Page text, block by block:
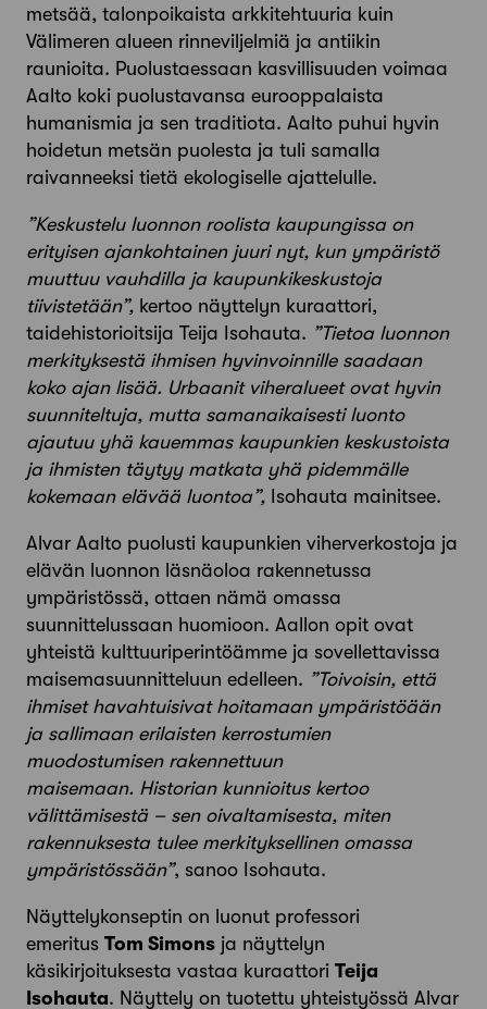
metsää, talonpoikaista arkkitehtuuria kuin
Välimeren alueen rinneviljelmiä ja antiikin
raunioita. Puolustaessaan kasvillisuuden voimaa
Aalto koki puolustavansa eurooppalaista
humanismia ja sen traditiota. Aalto puhui hyvin
hoidetun metsän puolesta ja tuli samalla
raivanneeksi tietä ekologiselle ajattelulle.
”Keskustelu luonnon roolista kaupungissa on
erityisen ajankohtainen juuri nyt, kun ympäristö
muuttuu vauhdilla ja kaupunkikeskustoja
tiivistetään”, kertoo näyttelyn kuraattori,
taidehistorioitsija Teija Isohauta. ”Tietoa luonnon
merkityksestä ihmisen hyvinvoinnille saadaan
koko ajan lisää. Urbaanit viheralueet ovat hyvin
suunniteltuja, mutta samanaikaisesti luonto
ajautuu yhä kauemmas kaupunkien keskustoista
ja ihmisten täytyy matkata yhä pidemmälle
kokemaan elävää luontoa”, Isohauta mainitsee.
Alvar Aalto puolusti kaupunkien viherverkostoja ja
elävän luonnon läsnäoloa rakennetussa
ympäristössä, ottaen nämä omassa
suunnittelussaan huomioon. Aallon opit ovat
yhteistä kulttuuriperintöämme ja sovellettavissa
maisemasuunnitteluun edelleen. ”Toivoisin, että
ihmiset havahtuisivat hoitamaan ympäristöään
ja sallimaan erilaisten kerrostumien
muodostumisen rakennettuun
maisemaan. Historian kunnioitus kertoo
välittämisestä – sen oivaltamisesta, miten
rakennuksesta tulee merkityksellinen omassa
ympäristössään”, sanoo Isohauta.
Näyttelykonseptin on luonut professori
emeritus Tom Simons ja näyttelyn
käsikirjoituksesta vastaa kuraattori Teija
Isohauta. Näyttely on tuotettu yhteistyössä Alvar